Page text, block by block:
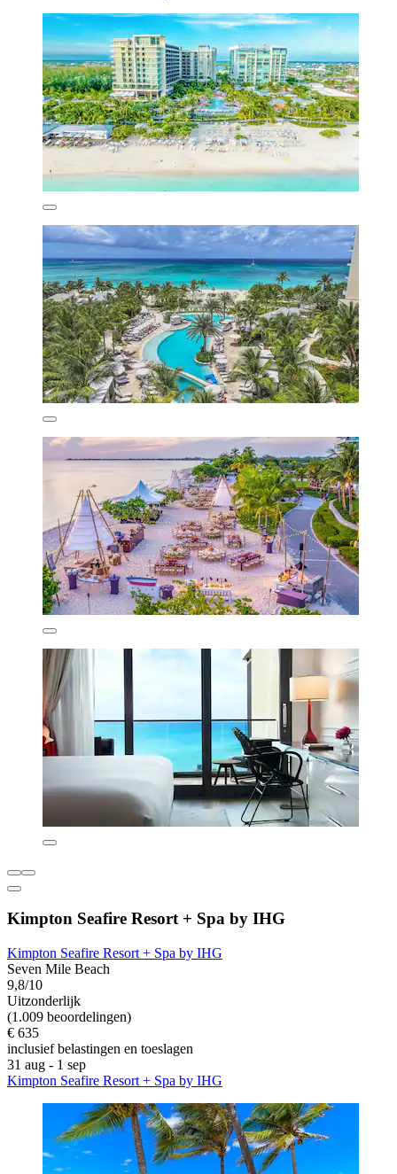
Kimpton Seafire Resort + Spa by IHG
Kimpton Seafire Resort + Spa by IHG
Seven Mile Beach
9,8/10
Uitzonderlijk
(1.009 beoordelingen)
€ 635
inclusief belastingen en toeslagen
31 aug - 1 sep
Kimpton Seafire Resort + Spa by IHG